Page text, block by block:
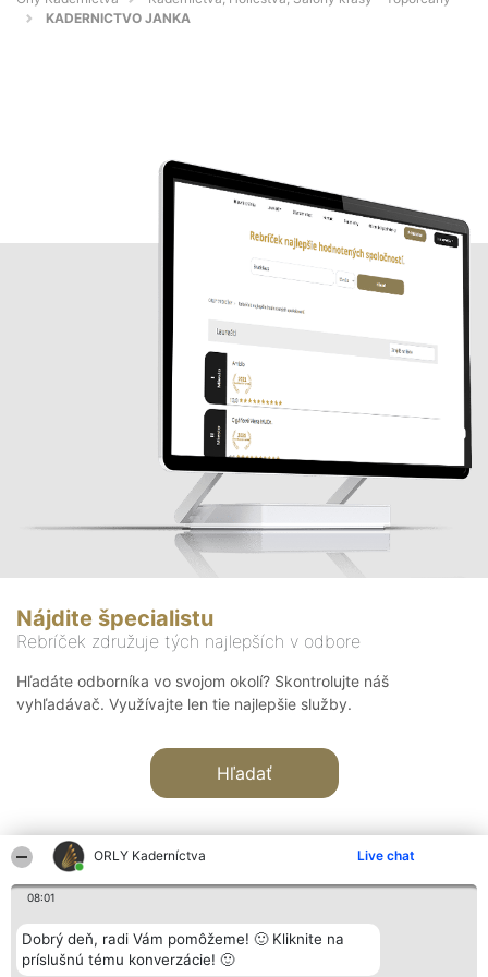
ORLY Kaderníctva Live chat
08:01
Dobrý deň, radi Vám pomôžeme! 🙂 Kliknite na
príslušnú tému konverzácie! 🙂
KADERNICTVO JANKA
Nájdite špecialistu
Rebríček združuje tých najlepších v odbore
Hľadáte odborníka vo svojom okolí? Skontrolujte náš
vyhľadávač. Využívajte len tie najlepšie služby.
Hľadať
Organizátor hodnotenia
Bright Side Solutions sp. z o.
o. sp. k.
Hodnotenie
Laureáti
Lista
Kontakt
Kontakt